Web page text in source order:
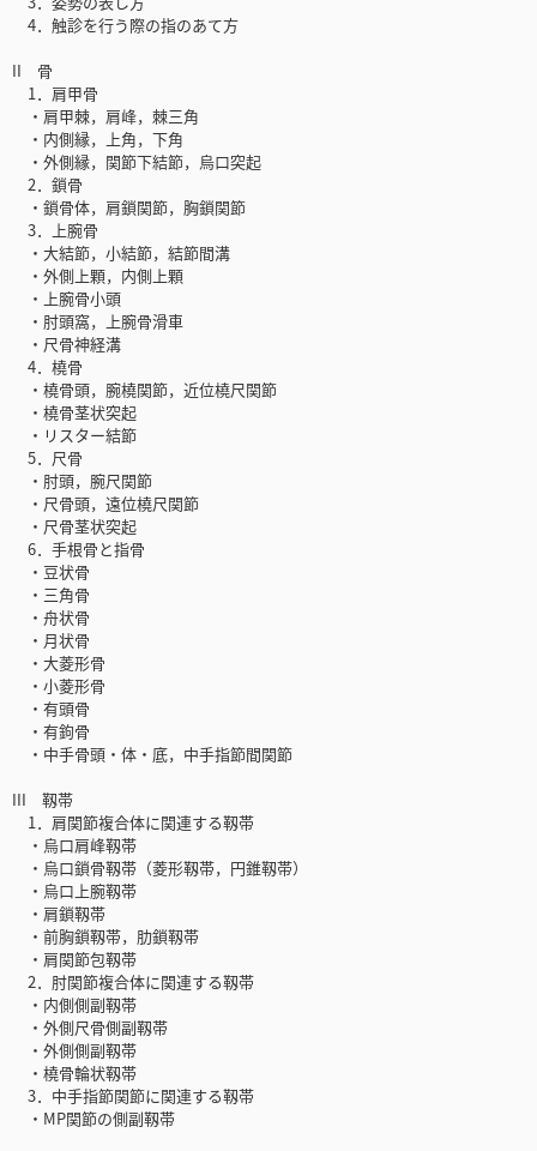
4．触診を行う際の指のあて方
II 骨
1．肩甲骨
・肩甲棘，肩峰，棘三角
・内側縁，上角，下角
・外側縁，関節下結節，烏口突起
2．鎖骨
・鎖骨体，肩鎖関節，胸鎖関節
3．上腕骨
・大結節，小結節，結節間溝
・外側上顆，内側上顆
・上腕骨小頭
・肘頭窩，上腕骨滑車
・尺骨神経溝
4．橈骨
・橈骨頭，腕橈関節，近位橈尺関節
・橈骨茎状突起
・リスター結節
5．尺骨
・肘頭，腕尺関節
・尺骨頭，遠位橈尺関節
・尺骨茎状突起
6．手根骨と指骨
・豆状骨
・三角骨
・舟状骨
・月状骨
・大菱形骨
・小菱形骨
・有頭骨
・有鉤骨
・中手骨頭・体・底，中手指節間関節
III 靱帯
1．肩関節複合体に関連する靱帯
・烏口肩峰靱帯
・烏口鎖骨靱帯（菱形靱帯，円錐靱帯）
・烏口上腕靱帯
・肩鎖靱帯
・前胸鎖靱帯，肋鎖靱帯
・肩関節包靱帯
2．肘関節複合体に関連する靱帯
・内側側副靱帯
・外側尺骨側副靱帯
・外側側副靱帯
・橈骨輪状靱帯
3．中手指節関節に関連する靱帯
・MP関節の側副靱帯